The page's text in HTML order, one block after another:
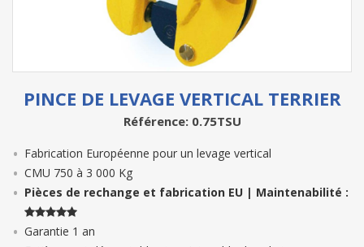
PINCE DE LEVAGE VERTICAL TERRIER
Référence: 0.75TSU
Fabrication Européenne pour un levage vertical
CMU 750 à 3 000 Kg
Pièces de rechange et fabrication EU | Maintenabilité :
Garantie 1 an